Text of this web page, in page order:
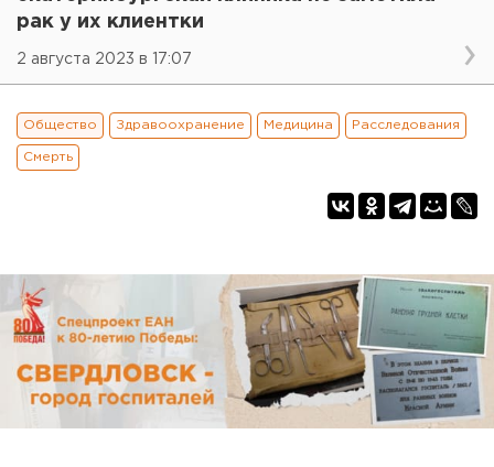
рак у их клиентки
2 августа 2023 в 17:07
Общество Здравоохранение Медицина Расследования
Смерть